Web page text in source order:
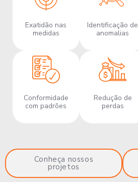
Exatidão nas
medidas
Identificação de
anomalias
Conformidade
com padrões
Redução de
perdas
Conheça nossos
projetos